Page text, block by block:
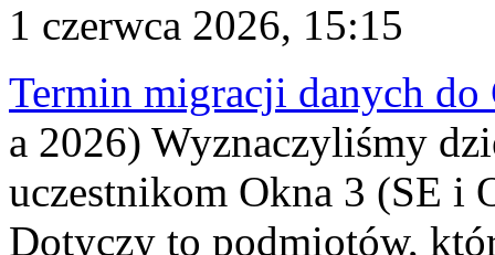
1 czerwca 2026, 15:15
Termin migracji danych
a 2026) Wyznaczyliśmy
uczestnikom Okna 3 (SE i
Dotyczy to podmiotów,